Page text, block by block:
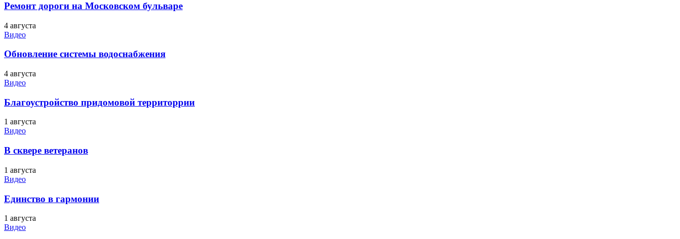
Ремонт дороги на Московском бульваре
4 августа
Видео
Обновление системы водоснабжения
4 августа
Видео
Благоустройство придомовой территоррии
1 августа
Видео
В сквере ветеранов
1 августа
Видео
Единство в гармонии
1 августа
Видео